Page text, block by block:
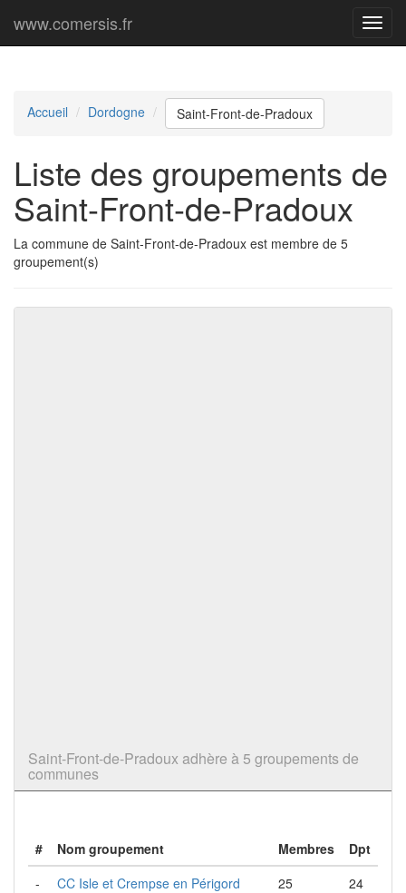
Menu
www.comersis.fr
Accueil Dordogne Saint-Front-de-Pradoux
Liste des groupements de
Saint-Front-de-Pradoux
La commune de Saint-Front-de-Pradoux est membre de 5
groupement(s)
Saint-Front-de-Pradoux adhère à 5 groupements de
communes
# Nom groupement Membres
Dpt
-
CC Isle et Crempse en Périgord 25
24